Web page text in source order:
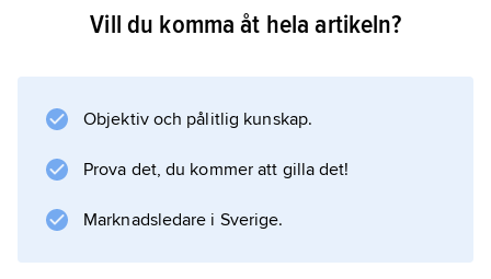
W. var en framstående interpret av klassisk
pianokonsert. – Dottern
(född 1944) är violoncellist och verksam som
kammarmusiker och som konsertmästare i
Sjællands symfoniorkester.
Vill du komma åt hela artikeln?
Objektiv och pålitlig kunskap.
Prova det, du kommer att gilla det!
Marknadsledare i Sverige.